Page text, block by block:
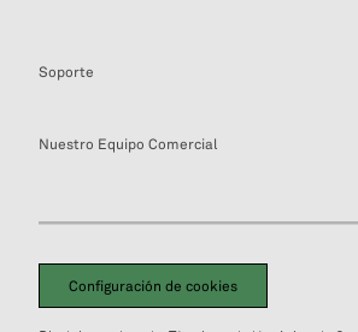
Soporte
Nuestro Equipo Comercial
Configuración de cookies